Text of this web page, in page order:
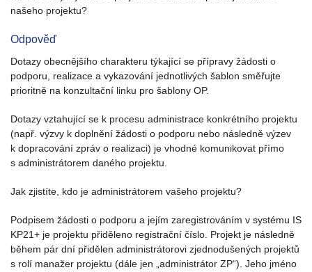
našeho projektu?
Odpověď
Dotazy obecnějšího charakteru týkající se přípravy žádosti o
podporu, realizace a vykazování jednotlivých šablon směřujte
prioritně na konzultační linku pro šablony OP.
Dotazy vztahující se k procesu administrace konkrétního projektu
(např. výzvy k doplnění žádosti o podporu nebo následně výzev
k dopracování zpráv o realizaci) je vhodné komunikovat přímo
s administrátorem daného projektu.
Jak zjistíte, kdo je administrátorem vašeho projektu?
Podpisem žádosti o podporu a jejím zaregistrováním v systému IS
KP21+ je projektu přiděleno registrační číslo. Projekt je následně
během pár dní přidělen administrátorovi zjednodušených projektů
s rolí manažer projektu (dále jen „administrátor ZP“). Jeho jméno